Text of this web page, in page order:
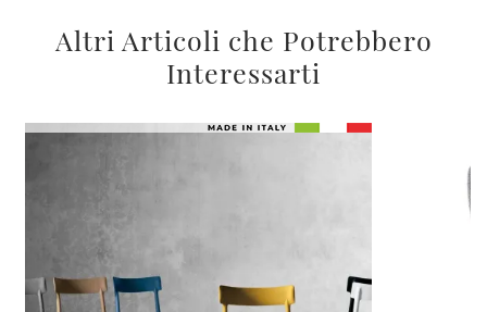
Altri Articoli che Potrebbero
Interessarti